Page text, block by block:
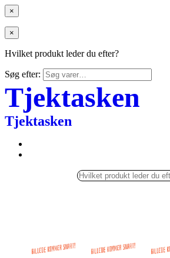
×
×
Hvilket produkt leder du efter?
Søg efter:
Tjektasken
Tjektasken